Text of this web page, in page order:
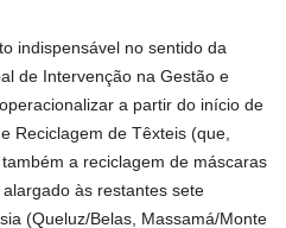
indispensável no sentido da
de Intervenção na Gestão e
a partir do início de
Reciclagem de Têxteis (que,
a reciclagem de máscaras
às restantes sete
(Queluz/Belas, Massamá/Monte